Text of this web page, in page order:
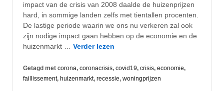
impact van de crisis van 2008 daalde de huizenprijzen
hard, in sommige landen zelfs met tientallen procenten.
De lastige periode waarin we ons nu verkeren zal ook
zijn nodige impact gaan hebben op de economie en de
huizenmarkt … Verder lezen
Getagd met corona, coronacrisis, covid19, crisis, economie,
faillissement, huizenmarkt, recessie, woningprijzen